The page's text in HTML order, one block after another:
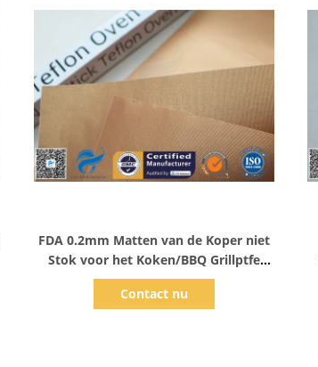
FDA 0.2mm Matten van de Koper niet
Stok voor het Koken/BBQ Grillptfe
Oven filtert Voering
Contact nu